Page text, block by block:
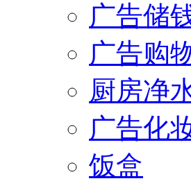
广告储
广告购
厨房净
广告化
饭盒